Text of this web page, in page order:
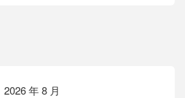
2026 年 8 月